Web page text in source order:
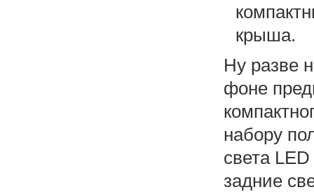
крыша.
Ну разве
фоне
набору
света
задние